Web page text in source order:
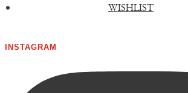
WISHLIST
INSTAGRAM